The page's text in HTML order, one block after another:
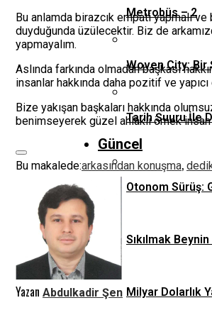
Metrobüs – 2
Woven City: Bir
Tarih Şuuru İle
Güncel
Otonom Sürüş:
Sıkılmak
Milyar Dolarlık
Bu anlamda birazcık empati yapmalı
duyduğunda üzülecektir. Biz de
yapmayalım.
Aslında farkında olmadan başkası
insanlar hakkında daha pozitif ve
Bize yakışan başkaları hakkında
benimseyerek güzel ahlaklı örnek insan
Bu makalede:arkasından konuşma,
Yazan Abdulkadir Şen